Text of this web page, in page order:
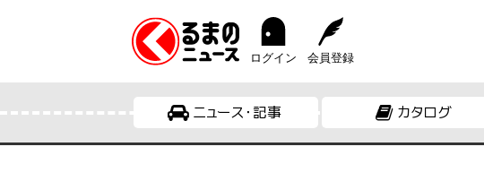
ログイン 会員登録
ニュース・記事 カタログ